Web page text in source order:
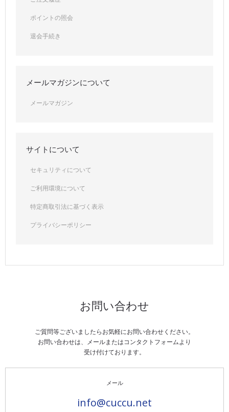
ポイントの照会
退会手続き
メールマガジンについて
メールマガジン
サイトについて
セキュリティについて
ご利用環境について
特定商取引法に基づく表示
プライバシーポリシー
お問い合わせ
ご質問等ございましたらお気軽にお問い合わせください。
お問い合わせは、メールまたはコンタクトフォームより
受け付けております。
メール
info@cuccu.net